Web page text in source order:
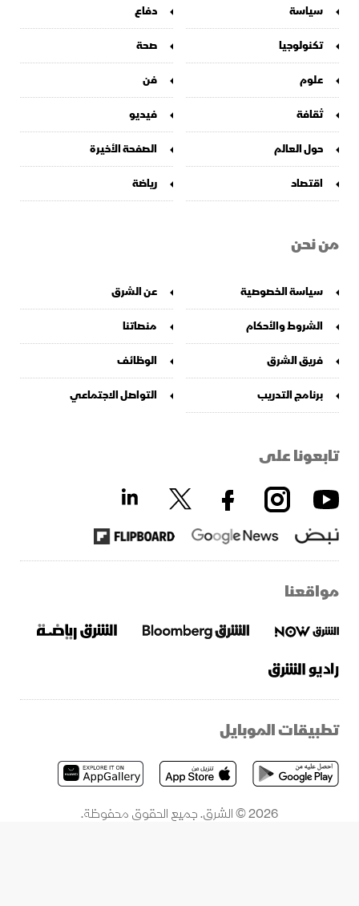
سياسة
دفاع
تكنولوجيا
صحة
علوم
فن
ثقافة
فيديو
حول العالم
الصفحة الأخيرة
اقتصاد
رياضة
من نحن
سياسة الخصوصية
عن الشرق
الشروط والأحكام
منصاتنا
فريق الشرق
الوظائف
برنامج التدريب
التواصل الاجتماعي
تابعونا على
مواقعنا
تطبيقات الموبايل
2026 © الشرق. جميع الحقوق محفوظة.